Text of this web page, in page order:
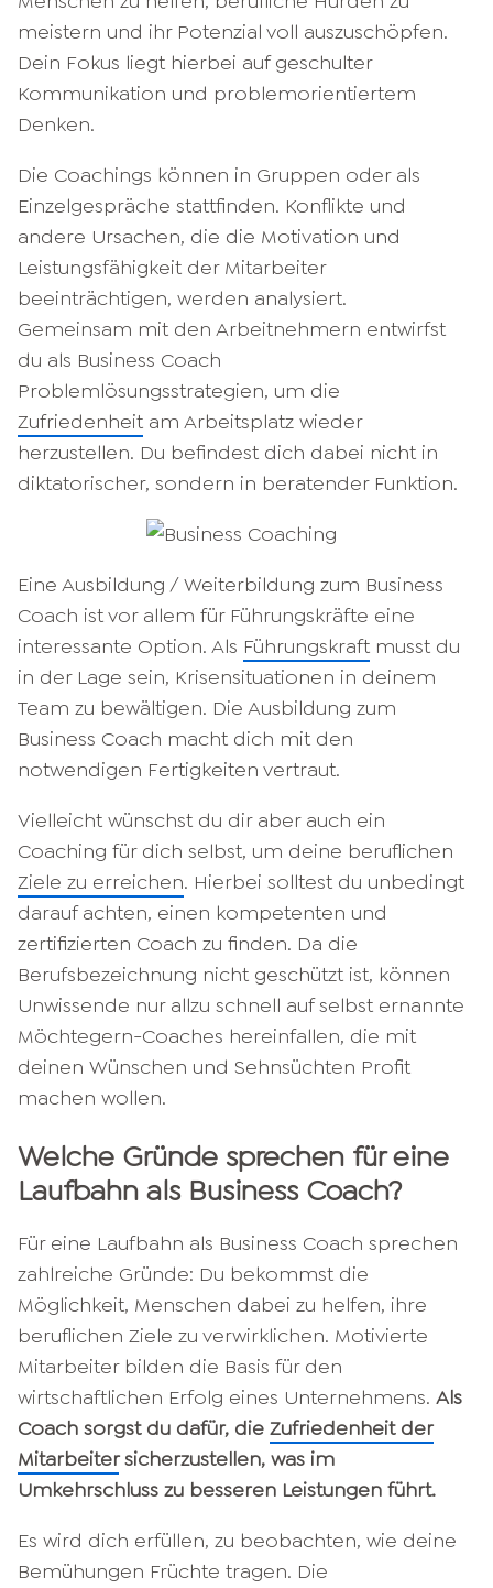
meistern und ihr Potenzial voll auszuschöpfen.
Dein Fokus liegt hierbei auf geschulter
Kommunikation und problemorientiertem
Denken.
Die Coachings können in Gruppen oder als
Einzelgespräche stattfinden. Konflikte und
andere Ursachen, die die Motivation und
Leistungsfähigkeit der Mitarbeiter
beeinträchtigen, werden analysiert.
Gemeinsam mit den Arbeitnehmern entwirfst
du als Business Coach
Problemlösungsstrategien, um die
Zufriedenheit am Arbeitsplatz wieder
herzustellen. Du befindest dich dabei nicht in
diktatorischer, sondern in beratender Funktion.
Eine Ausbildung / Weiterbildung zum Business
Coach ist vor allem für Führungskräfte eine
interessante Option. Als Führungskraft musst du
in der Lage sein, Krisensituationen in deinem
Team zu bewältigen. Die Ausbildung zum
Business Coach macht dich mit den
notwendigen Fertigkeiten vertraut.
Vielleicht wünschst du dir aber auch ein
Coaching für dich selbst, um deine beruflichen
Ziele zu erreichen. Hierbei solltest du unbedingt
darauf achten, einen kompetenten und
zertifizierten Coach zu finden. Da die
Berufsbezeichnung nicht geschützt ist, können
Unwissende nur allzu schnell auf selbst ernannte
Möchtegern-Coaches hereinfallen, die mit
deinen Wünschen und Sehnsüchten Profit
machen wollen.
Welche Gründe sprechen für eine
Laufbahn als Business Coach?
Für eine Laufbahn als Business Coach sprechen
zahlreiche Gründe: Du bekommst die
Möglichkeit, Menschen dabei zu helfen, ihre
beruflichen Ziele zu verwirklichen. Motivierte
Mitarbeiter bilden die Basis für den
wirtschaftlichen Erfolg eines Unternehmens. Als
Coach sorgst du dafür, die Zufriedenheit der
Mitarbeitersicherzustellen, was im
Umkehrschluss zu besseren Leistungen führt.
Es wird dich erfüllen, zu beobachten, wie deine
Bemühungen Früchte tragen. Die